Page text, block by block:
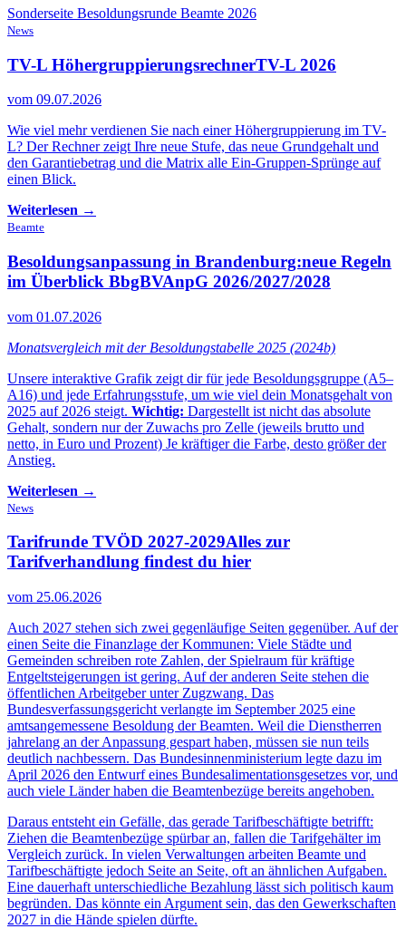
Sonderseite Besoldungsrunde Beamte 2026
News
TV-L HöhergruppierungsrechnerTV-L 2026
vom 09.07.2026
Wie viel mehr verdienen Sie nach einer Höhergruppierung im TV-
L? Der Rechner zeigt Ihre neue Stufe, das neue Grundgehalt und
den Garantiebetrag und die Matrix alle Ein-Gruppen-Sprünge auf
einen Blick.
Weiterlesen →
Beamte
Besoldungsanpassung in Brandenburg:neue Regeln
im Überblick BbgBVAnpG 2026/2027/2028
vom 01.07.2026
Monatsvergleich mit der Besoldungstabelle 2025 (2024b)
Unsere interaktive Grafik zeigt dir für jede Besoldungsgruppe (A5–
A16) und jede Erfahrungsstufe, um wie viel dein Monatsgehalt von
2025 auf 2026 steigt. Wichtig: Dargestellt ist nicht das absolute
Gehalt, sondern nur der Zuwachs pro Zelle (jeweils brutto und
netto, in Euro und Prozent) Je kräftiger die Farbe, desto größer der
Anstieg.
Weiterlesen →
News
Tarifrunde TVÖD 2027-2029Alles zur
Tarifverhandlung findest du hier
vom 25.06.2026
Auch 2027 stehen sich zwei gegenläufige Seiten gegenüber. Auf der
einen Seite die Finanzlage der Kommunen: Viele Städte und
Gemeinden schreiben rote Zahlen, der Spielraum für kräftige
Entgeltsteigerungen ist gering. Auf der anderen Seite stehen die
öffentlichen Arbeitgeber unter Zugzwang. Das
Bundesverfassungsgericht verlangte im September 2025 eine
amtsangemessene Besoldung der Beamten. Weil die Dienstherren
jahrelang an der Anpassung gespart haben, müssen sie nun teils
deutlich nachbessern. Das Bundesinnenministerium legte dazu im
April 2026 den Entwurf eines Bundesalimentationsgesetzes vor, und
auch viele Länder haben die Beamtenbezüge bereits angehoben.
Daraus entsteht ein Gefälle, das gerade Tarifbeschäftigte betrifft:
Ziehen die Beamtenbezüge spürbar an, fallen die Tarifgehälter im
Vergleich zurück. In vielen Verwaltungen arbeiten Beamte und
Tarifbeschäftigte jedoch Seite an Seite, oft an ähnlichen Aufgaben.
Eine dauerhaft unterschiedliche Bezahlung lässt sich politisch kaum
begründen. Das könnte ein Argument sein, das den Gewerkschaften
2027 in die Hände spielen dürfte.